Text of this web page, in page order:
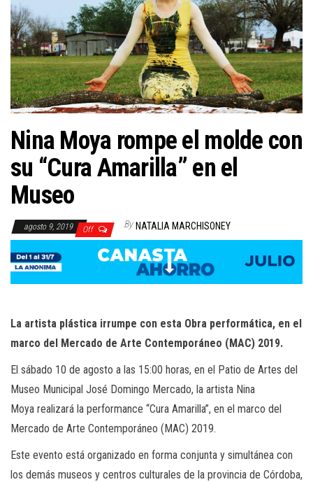
Nina Moya rompe el molde con
su “Cura Amarilla” en el
Museo
agosto 9, 2019 Off By NATALIA MARCHISONEY
La artista plástica irrumpe con esta Obra performática, en el
marco del Mercado de Arte Contemporáneo (MAC) 2019.
El sábado 10 de agosto a las 15:00 horas, en el Patio de Artes del
Museo Municipal José Domingo Mercado, la artista Nina
Moya realizará la performance “Cura Amarilla”, en el marco del
Mercado de Arte Contemporáneo (MAC) 2019.
Este evento está organizado en forma conjunta y simultánea con
los demás museos y centros culturales de la provincia de Córdoba,